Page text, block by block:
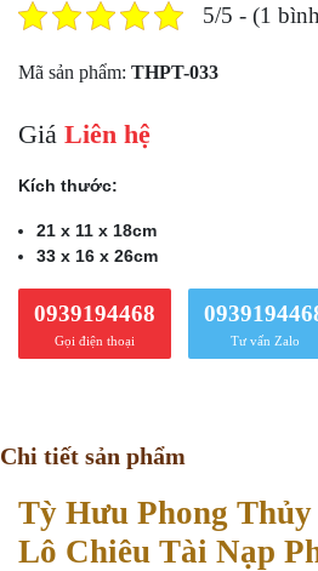
5/5 - (1
Mã sản phẩm: THPT-033
Giá Liên hệ
Kích thước:
21 x 11 x 18cm
33 x 16 x 26cm
0939194468
Gọi điện thoại Tư vấn Zalo
Chi tiết sản phẩm
Tỳ Hưu Phong
Lô Chiêu Tài Nạp